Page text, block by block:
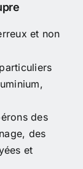
et non
des
des
et